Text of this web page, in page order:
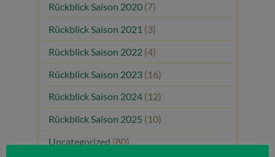
Rückblick Saison 2020 (7)
Rückblick Saison 2021 (3)
Rückblick Saison 2022 (4)
Rückblick Saison 2023 (16)
Rückblick Saison 2024 (12)
Rückblick Saison 2025 (10)
Uncategorized (80)